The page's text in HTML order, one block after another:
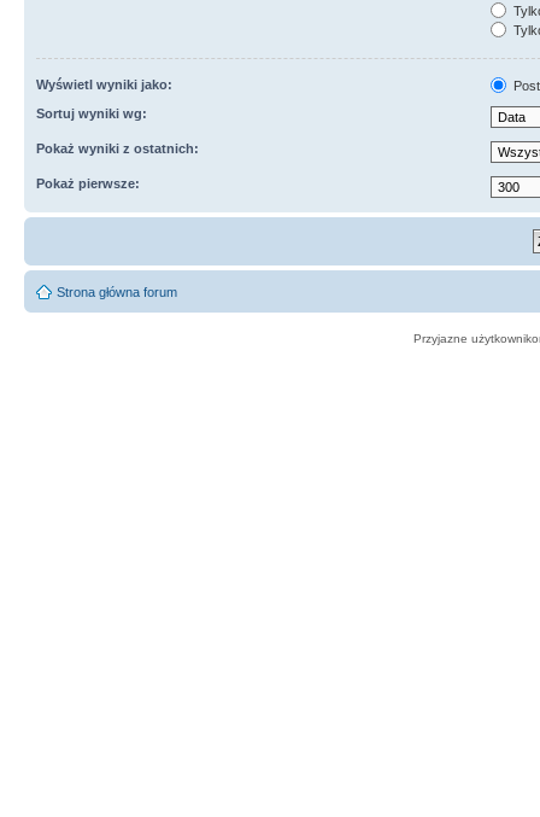
Wyświetl wyniki jako:
Sortuj wyniki wg:
Pokaż wyniki z ostatnich:
Pokaż pierwsze:
Strona główna forum
Przyjazne